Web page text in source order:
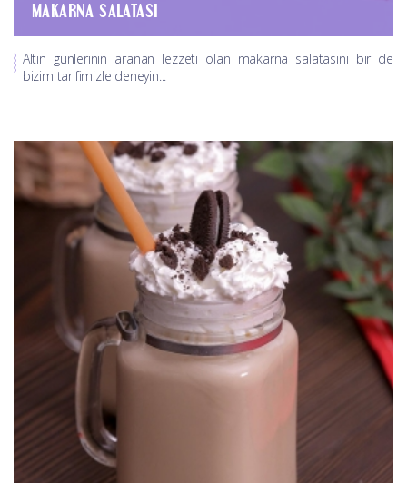
MAKARNA SALATASI
Altın günlerinin aranan lezzeti olan makarna salatasını bir de
bizim tarifimizle deneyin...